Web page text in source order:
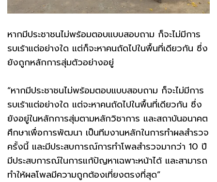
หากมีประชาชนไม่พร้อมตอบแบบสอบถาม ก็จะไม่มีการ
รบเร้าแต่อย่างใด แต่ก็จะหาคนถัดไปในพื้นที่เดียวกัน ซึ่ง
ยังถูกหลักการสุ่มตัวอย่างอยู่
“หากมีประชาชนไม่พร้อมตอบแบบสอบถาม ก็จะไม่มีการ
รบเร้าแต่อย่างใด แต่จะหาคนถัดไปในพื้นที่เดียวกัน ซึ่ง
ยังอยู่ในหลักการสุ่มตามหลักวิชาการ และสถาบันอนาคต
ศึกษาเพื่อการพัฒนา เป็นทีมงานหลักในการทำผลสำรวจ
ครั้งนี้ และมีประสบการณ์การทำโพลสำรวจมากว่า 10 ปี
มีประสบการณ์ในการแก้ปัญหาเฉพาะหน้าได้ และสามารถ
ทำให้ผลโพลมีความถูกต้องเที่ยงตรงที่สุด”